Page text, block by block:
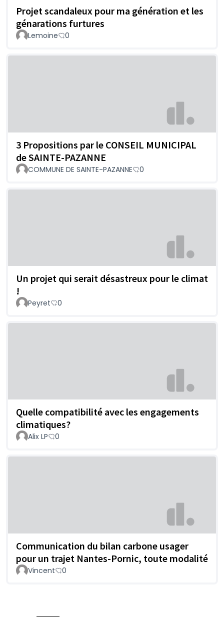
Projet scandaleux pour ma génération et les
génarations furtures
Lemoine 0
3 Propositions par le CONSEIL MUNICIPAL
de SAINTE-PAZANNE
COMMUNE DE SAINTE-PAZANNE 0
Un projet qui serait désastreux pour le climat
!
Peyret 0
Quelle compatibilité avec les engagements
climatiques?
Alix LP 0
Communication du bilan carbone usager
pour un trajet Nantes-Pornic, toute modalité
Vincent 0